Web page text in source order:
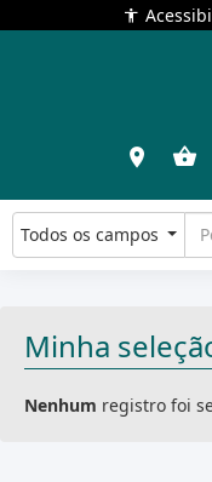
Todos os campos
Minha
Nenhum registro foi